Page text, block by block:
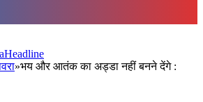
»भय और आतंक का अड्डा नहीं बनने देंगे :